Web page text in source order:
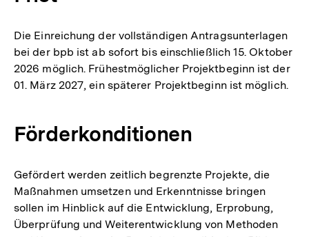
Die Einreichung der vollständigen Antragsunterlagen
bei der bpb ist ab sofort bis einschließlich 15. Oktober
2026 möglich. Frühestmöglicher Projektbeginn ist der
01. März 2027, ein späterer Projektbeginn ist möglich.
Förderkonditionen
Gefördert werden zeitlich begrenzte Projekte, die
Maßnahmen umsetzen und Erkenntnisse bringen
sollen im Hinblick auf die Entwicklung, Erprobung,
Überprüfung und Weiterentwicklung von Methoden